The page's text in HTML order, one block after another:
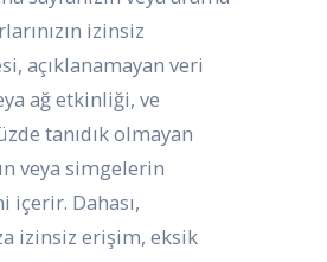
izinsiz
açıklanamayan veri
ağ etkinliği, ve
tanıdık olmayan
veya simgelerin
içerir. Dahası,
izinsiz erişim, eksik